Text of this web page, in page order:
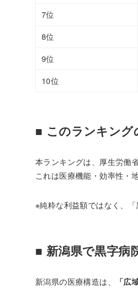
7位
8位
9位
10位
■ このランキング
本ランキングは、厚生労働
これは医療機能・効率性・
※純粋な利益額ではなく、
■ 新潟県で黒字病
新潟県の医療構造は、 「広